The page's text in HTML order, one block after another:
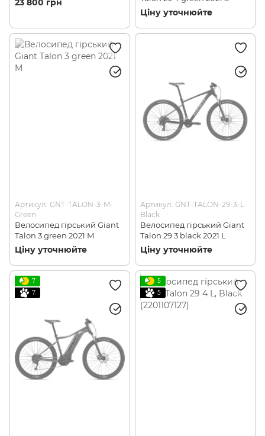
23 800 грн
Ціну уточнюйте
Артикул: GNT-TALON-3-M-
Green
Велосипед гірський Giant
Talon 3 green 2021 M
Ціну уточнюйте
Артикул: GNT-TALON-29-3-L-
Black
Велосипед гірський Giant
Talon 29 3 black 2021 L
Ціну уточнюйте
7
7
5
5